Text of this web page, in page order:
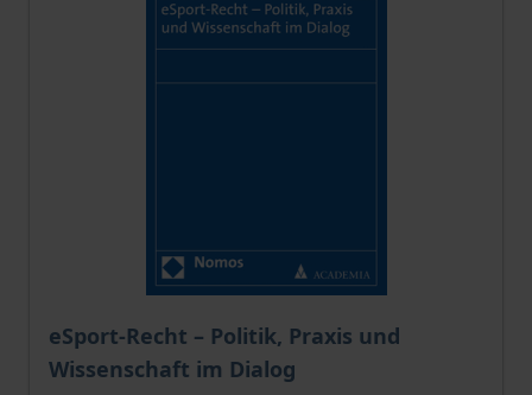
eSport-Recht – Politik, Praxis und
Wissenschaft im Dialog
The price depends on the options chosen on the